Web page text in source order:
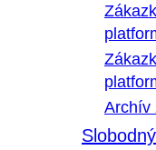
Archív